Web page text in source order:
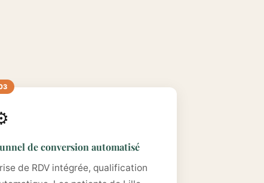
de conversion automatisé
de RDV intégrée, qualification